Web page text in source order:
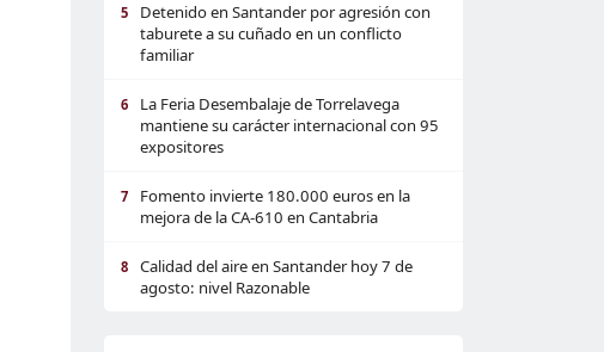
5
Detenido en Santander por agresión con
taburete a su cuñado en un conflicto
familiar
6
La Feria Desembalaje de Torrelavega
mantiene su carácter internacional con 95
expositores
7
Fomento invierte 180.000 euros en la
mejora de la CA-610 en Cantabria
8
Calidad del aire en Santander hoy 7 de
agosto: nivel Razonable